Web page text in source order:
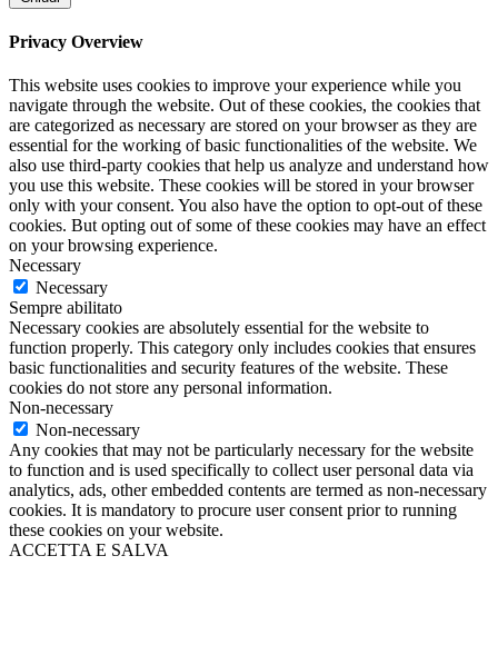
Privacy Overview
This website uses cookies to improve your experience while you
navigate through the website. Out of these cookies, the cookies that
are categorized as necessary are stored on your browser as they are
essential for the working of basic functionalities of the website. We
also use third-party cookies that help us analyze and understand how
you use this website. These cookies will be stored in your browser
only with your consent. You also have the option to opt-out of these
cookies. But opting out of some of these cookies may have an effect
on your browsing experience.
Necessary
Necessary
Sempre abilitato
Necessary cookies are absolutely essential for the website to
function properly. This category only includes cookies that ensures
basic functionalities and security features of the website. These
cookies do not store any personal information.
Non-necessary
Non-necessary
Any cookies that may not be particularly necessary for the website
to function and is used specifically to collect user personal data via
analytics, ads, other embedded contents are termed as non-necessary
cookies. It is mandatory to procure user consent prior to running
these cookies on your website.
ACCETTA E SALVA